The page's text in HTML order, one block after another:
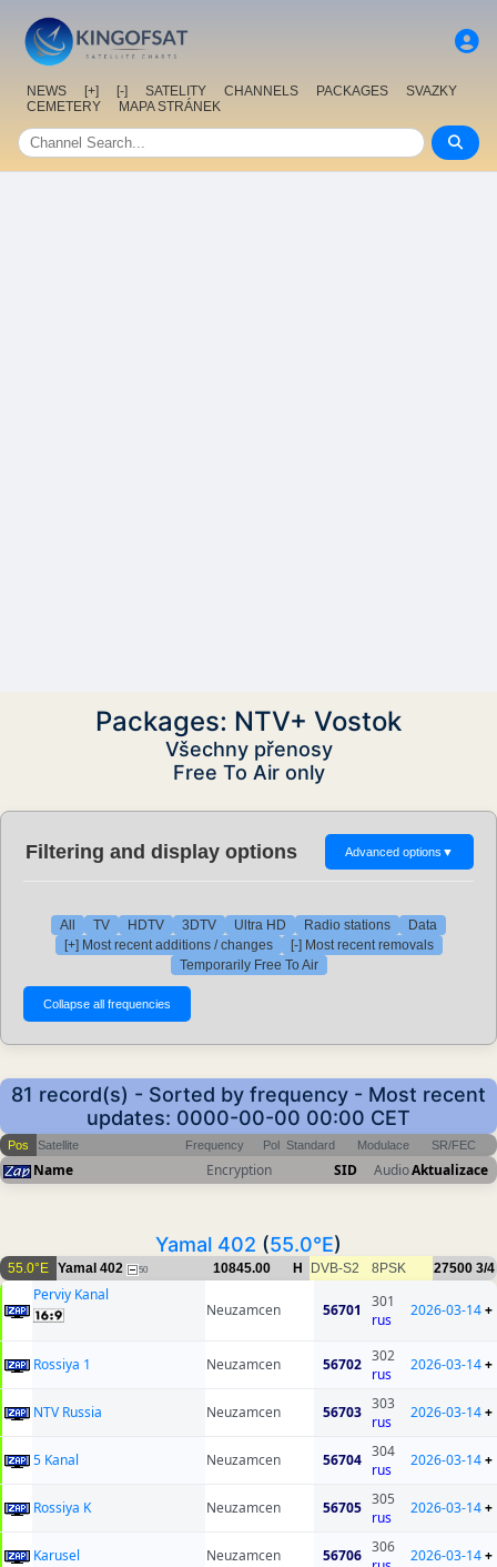
NEWS [+] [-] SATELITY CHANNELS PACKAGES
SVAZKY
CEMETERY
MAPA STRÁNEK
Packages: NTV+ Vostok
Všechny přenosy
Free To Air only
Filtering and display options Advanced options ▼
All TV HDTV 3DTV Ultra HD Radio stations
Data
[+] Most recent additions / changes
[-] Most recent removals
Temporarily Free To Air
81 record(s) - Sorted by frequency - Most recent
updates: 0000-00-00 00:00 CET
Pos Satellite Frequency Pol Standard Modulace SR/FEC
Name Encryption SID AudioAktualizace
Yamal 402 (55.0°E)
55.0°E Yamal 402 50 10845.00 H DVB-S2 8PSK 27500 3/4
Perviy Kanal
Neuzamcen
56701
301
rus
2026-03-14+
Rossiya 1 Neuzamcen 56702 302
rus
2026-03-14+
NTV Russia Neuzamcen 56703 303
rus
2026-03-14+
5 Kanal Neuzamcen 56704 304
rus
2026-03-14+
Rossiya K Neuzamcen 56705 305
rus
2026-03-14+
Karusel Neuzamcen 56706 306
2026-03-14+